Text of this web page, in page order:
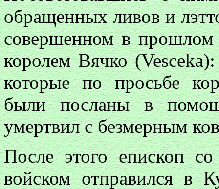
обращенных ливов и
совершенном в прошлом
королем Вячко
которые по просьбе
были посланы в
умертвил с безмерным
После этого епископ
войском отправился в